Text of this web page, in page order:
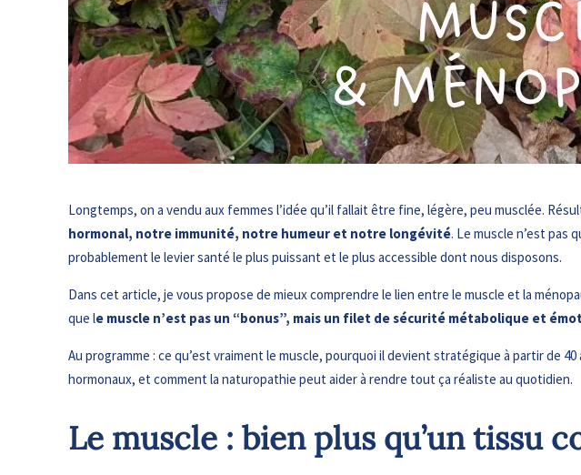
Longtemps, on a vendu aux femmes l’idée qu’il fallait être fine, légère, peu musclée.
hormonal, notre immunité, notre humeur et notre longévité. Le muscle n’est pas
probablement le levier santé le plus puissant et le plus accessible dont nous disposons.
Dans cet article, je vous propose de mieux comprendre le lien entre le muscle et la
que le muscle n’est pas un “bonus”, mais un filet de sécurité métabolique et
Au programme : ce qu’est vraiment le muscle, pourquoi il devient stratégique à partir de
hormonaux, et comment la naturopathie peut aider à rendre tout ça réaliste au quotidien.
Le muscle : bien plus qu’un tissu